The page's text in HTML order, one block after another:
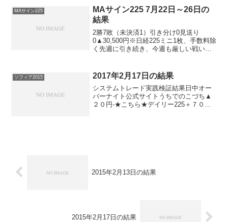
６，００...
MAサイン225
MAサイン225 7月22日～26日の
結果
2勝7敗（未決済1）引き分け0見送り
0▲30,500円※日経225ミニ1枚、手数料除
く先週に引き続き、今週も厳しい戦いで
思います。実力はありますからね。さ
て、欧米の投資...
ソフィア2015 2017年2月17日の結果
システムトレード実践検証結果日中オー
バーナイト公式サイトうちでのこづち▲
２０円-★こちら★デイリー225＋７０円
2015年2月13日の結果
2015年2月17日の結果